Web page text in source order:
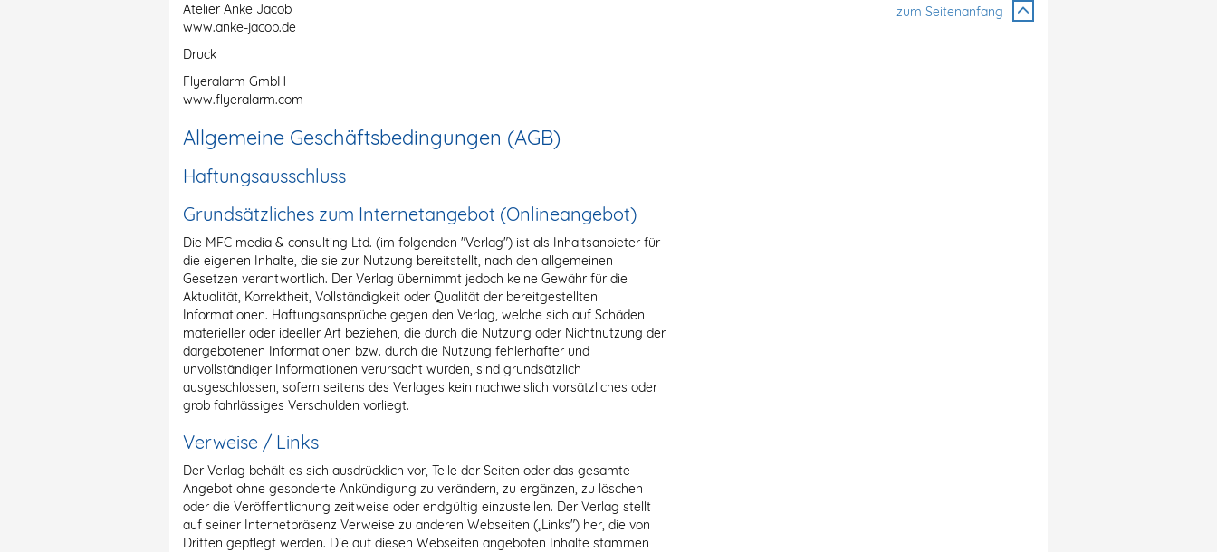
Atelier Anke Jacob
www.anke-jacob.de
Druck
Flyeralarm GmbH
www.flyeralarm.com
Allgemeine Geschäftsbedingungen (AGB)
Haftungsausschluss
Grundsätzliches zum Internetangebot (Onlineangebot)
Die MFC media & consulting Ltd. (im folgenden "Verlag") ist als Inhaltsanbieter für
die eigenen Inhalte, die sie zur Nutzung bereitstellt, nach den allgemeinen
Gesetzen verantwortlich. Der Verlag übernimmt jedoch keine Gewähr für die
Aktualität, Korrektheit, Vollständigkeit oder Qualität der bereitgestellten
Informationen. Haftungsansprüche gegen den Verlag, welche sich auf Schäden
materieller oder ideeller Art beziehen, die durch die Nutzung oder Nichtnutzung der
dargebotenen Informationen bzw. durch die Nutzung fehlerhafter und
unvollständiger Informationen verursacht wurden, sind grundsätzlich
ausgeschlossen, sofern seitens des Verlages kein nachweislich vorsätzliches oder
grob fahrlässiges Verschulden vorliegt.
Verweise / Links
Der Verlag behält es sich ausdrücklich vor, Teile der Seiten oder das gesamte
Angebot ohne gesonderte Ankündigung zu verändern, zu ergänzen, zu löschen
oder die Veröffentlichung zeitweise oder endgültig einzustellen. Der Verlag stellt
auf seiner Internetpräsenz Verweise zu anderen Webseiten („Links") her, die von
Dritten gepflegt werden. Die auf diesen Webseiten angeboten Inhalte stammen
zum Seitenanfang